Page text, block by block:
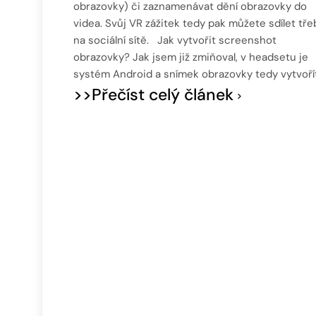
obrazovky) či zaznamenávat dění obrazovky do
videa. Svůj VR zážitek tedy pak můžete sdílet
na sociální sítě. Jak vytvořit screenshot
obrazovky? Jak jsem již zmiňoval, v headsetu je
systém Android a snímek obrazovky tedy
>>Přečíst celý článek